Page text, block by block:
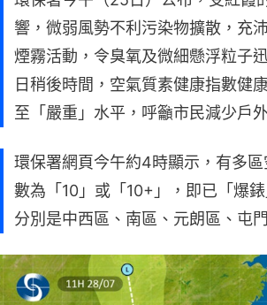
響，微弱風勢不利污染物擴散，充
煙霧活動，令臭氧及微細懸浮粒子
日稍後時間，空氣質素健康指數健
至「嚴重」水平，呼籲市民減少戶
環保署網頁今午約4時顯示，有多
數為「10」或「10+」，即已「爆錶
分別是中西區、南區、元朗區、屯